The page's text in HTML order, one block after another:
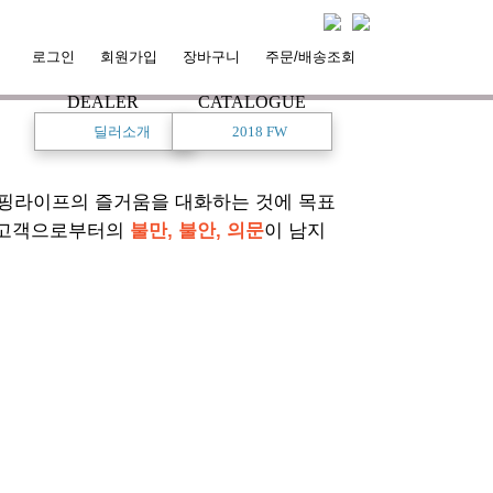
로그인 회원가입 장바구니 주문/배송조회
DEALER
딜러소개
CATALOGUE
2018 FW
라이프의 즐거움을 대화하는 것에 목표
객으로부터의 불만, 불안, 의문이 남지